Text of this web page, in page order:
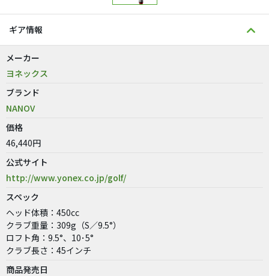
ギア情報
メーカー
ヨネックス
ブランド
NANOV
価格
46,440円
公式サイト
http://www.yonex.co.jp/golf/
スペック
ヘッド体積：450cc
クラブ重量：309g（S／9.5°）
ロフト角：9.5°、10･5°
クラブ長さ：45インチ
商品発売日